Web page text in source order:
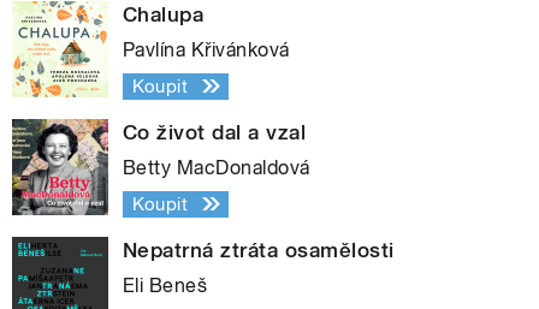
Chalupa
Pavlína Křivánková
Koupit
Co život dal a vzal
Betty MacDonaldová
Koupit
Nepatrná ztráta osamělosti
Eli Beneš